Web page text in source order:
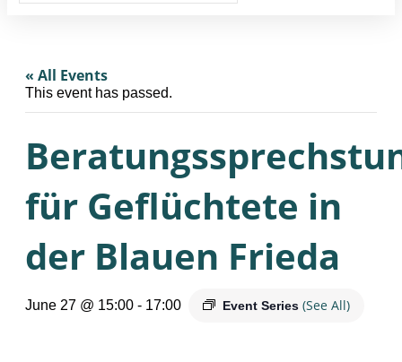
« All Events
This event has passed.
für Geflüchtete in
der Blauen Frieda
June 27 @ 15:00 - 17:00 Event Series (See All)